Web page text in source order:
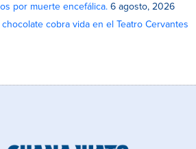
por muerte encefálica. 6 agosto, 2026
cobra vida en el Teatro Cervantes